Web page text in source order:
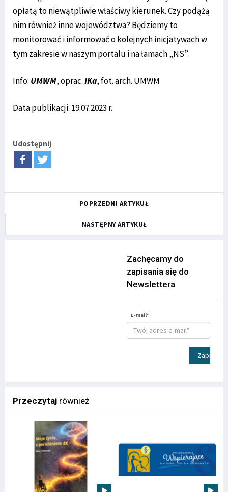
opłatą to niewątpliwie właściwy kierunek. Czy podążą
nim również inne województwa? Będziemy to
monitorować i informować o kolejnych inicjatywach w
tym zakresie w naszym portalu i na łamach „NS”.
Info: UMWM, oprac.IKa, fot. arch. UMWM
Data publikacji: 19.07.2023 r.
Udostępnij
POPRZEDNI ARTYKUŁ
NASTĘPNY ARTYKUŁ
Zachęcamy do
zapisania się do
Newslettera
E-mail*
Zapisz
Przeczytaj również